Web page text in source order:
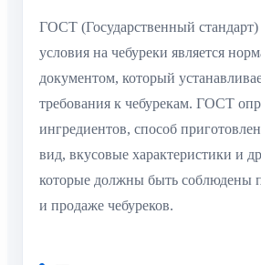
ГОСТ (Государственный стандарт)
условия на чебуреки является
документом, который
требования к чебурекам. ГОСТ
ингредиентов, способ
вид, вкусовые характеристики и
которые должны быть соблюдены
и продаже чебуреков.